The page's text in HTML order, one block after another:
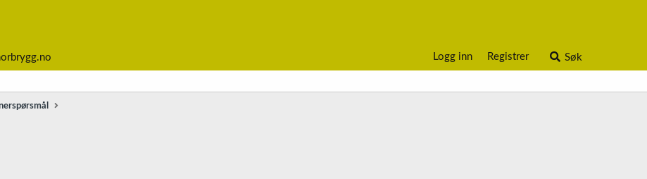
Logg inn Registrer Søk